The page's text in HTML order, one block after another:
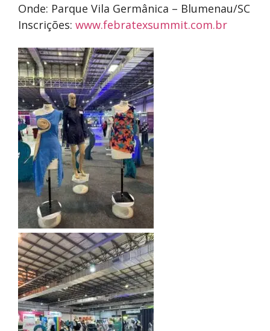
Onde: Parque Vila Germânica – Blumenau/SC
Inscrições: www.febratexsummit.com.br